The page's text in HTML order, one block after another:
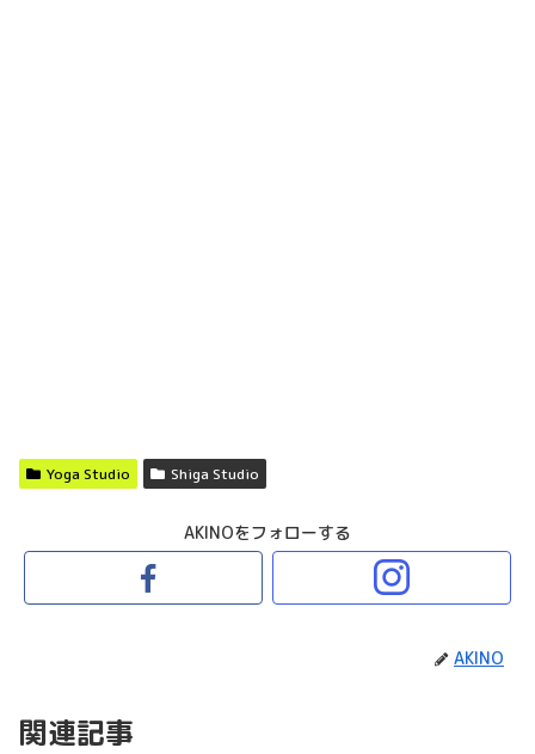
Yoga Studio Shiga Studio
AKINOをフォローする
AKINO
関連記事